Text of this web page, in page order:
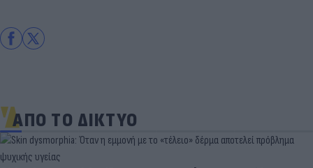
ΑΠΟ ΤΟ ΔΙΚΤΥΟ